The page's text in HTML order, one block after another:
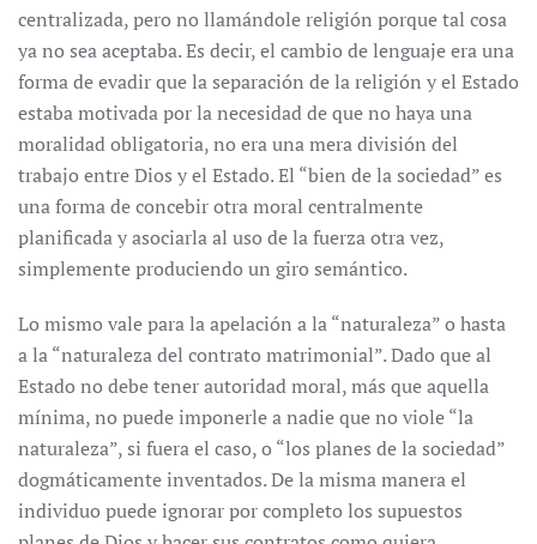
centralizada, pero no llamándole religión porque tal cosa
ya no sea aceptaba. Es decir, el cambio de lenguaje era una
forma de evadir que la separación de la religión y el Estado
estaba motivada por la necesidad de que no haya una
moralidad obligatoria, no era una mera división del
trabajo entre Dios y el Estado. El “bien de la sociedad” es
una forma de concebir otra moral centralmente
planificada y asociarla al uso de la fuerza otra vez,
simplemente produciendo un giro semántico.
Lo mismo vale para la apelación a la “naturaleza” o hasta
a la “naturaleza del contrato matrimonial”. Dado que al
Estado no debe tener autoridad moral, más que aquella
mínima, no puede imponerle a nadie que no viole “la
naturaleza”, si fuera el caso, o “los planes de la sociedad”
dogmáticamente inventados. De la misma manera el
individuo puede ignorar por completo los supuestos